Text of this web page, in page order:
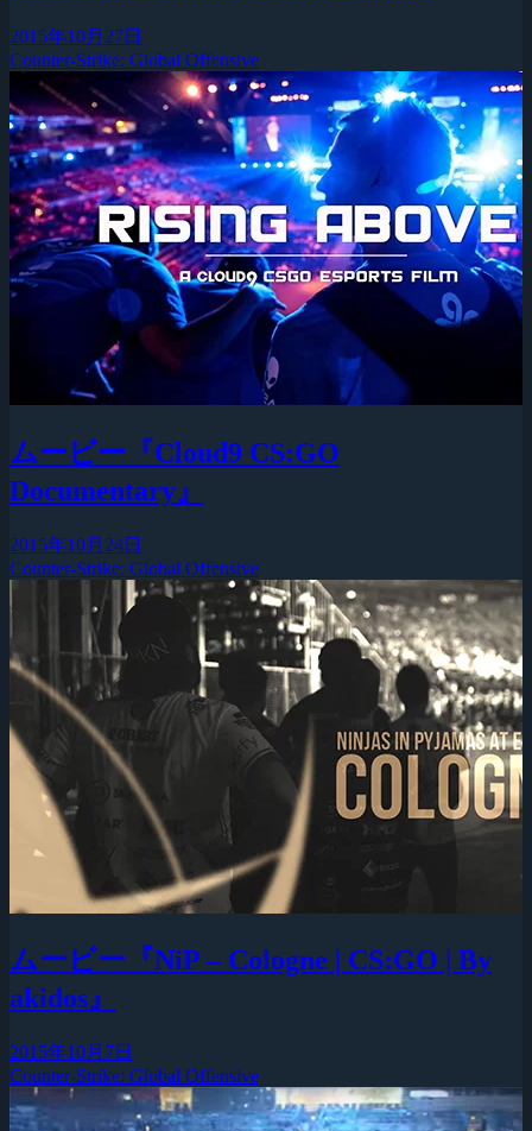
2015年10月27日
Counter-Strike: Global Offensive
ムービー『Cloud9 CS:GO
Documentary』
2015年10月24日
Counter-Strike: Global Offensive
ムービー『NiP – Cologne | CS:GO | By
akidos』
2015年10月7日
Counter-Strike: Global Offensive